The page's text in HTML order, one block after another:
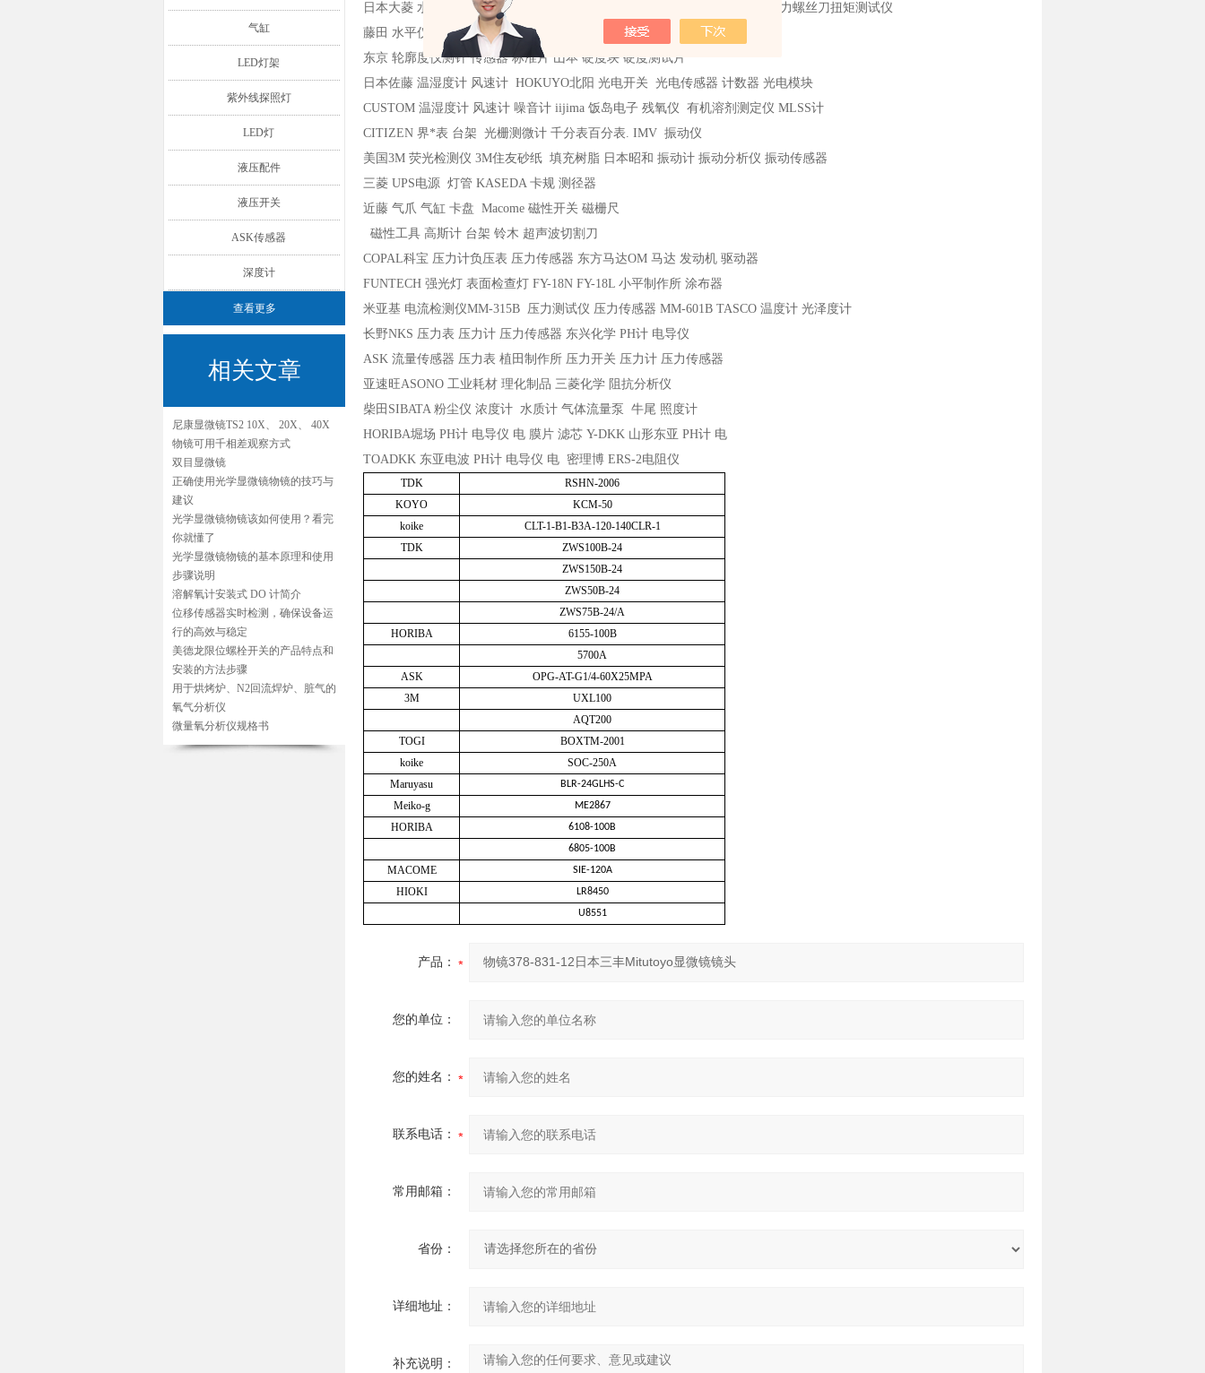
气缸
LED灯架
紫外线探照灯
LED灯
液压配件
液压开关
ASK传感器
深度计
查看更多
相关文章
尼康显微镜TS2 10X、 20X、 40X
物镜可用千相差观察方式
双目显微镜
正确使用光学显微镜物镜的技巧与
建议
光学显微镜物镜该如何使用？看完
你就懂了
光学显微镜物镜的基本原理和使用
步骤说明
溶解氧计安装式 DO 计简介
位移传感器实时检测，确保设备运
行的高效与稳定
美德龙限位螺栓开关的产品特点和
安装的方法步骤
用于烘烤炉、N2回流焊炉、脏气的
氧气分析仪
微量氧分析仪规格书
日本大菱 水平仪 偏摆仪 直角规 直尺 CEDAR杉崎 数显扭力扳手 扭力计 扭力螺丝刀扭矩测试仪
藤田 水平仪直角定规 TOHNICHI东日 扭力扳手 扭力测试仪 螺丝刀
东京 轮廓度仪测针 传感器 标准片 山本 硬度块 硬度测试片
日本佐藤 温湿度计 风速计 HOKUYO北阳 光电开关 光电传感器 计数器 光电模块
CUSTOM 温湿度计 风速计 噪音计 iijima 饭岛电子 残氧仪 有机溶剂测定仪 MLSS计
CITIZEN 界*表 台架 光栅测微计 千分表百分表. IMV 振动仪
美国3M 荧光检测仪 3M住友砂纸 填充树脂 日本昭和 振动计 振动分析仪 振动传感器
三菱 UPS电源 灯管 KASEDA 卡规 测径器
近藤 气爪 气缸 卡盘 Macome 磁性开关 磁栅尺
磁性工具 高斯计 台架 铃木 超声波切割刀
COPAL科宝 压力计负压表 压力传感器 东方马达OM 马达 发动机 驱动器
FUNTECH 强光灯 表面检查灯 FY-18N FY-18L 小平制作所 涂布器
米亚基 电流检测仪MM-315B 压力测试仪 压力传感器 MM-601B TASCO 温度计 光泽度计
长野NKS 压力表 压力计 压力传感器 东兴化学 PH计 电导仪
ASK 流量传感器 压力表 植田制作所 压力开关 压力计 压力传感器
亚速旺ASONO 工业耗材 理化制品 三菱化学 阻抗分析仪
柴田SIBATA 粉尘仪 浓度计 水质计 气体流量泵 牛尾 照度计
HORIBA堀场 PH计 电导仪 电 膜片 滤芯 Y-DKK 山形东亚 PH计 电
TOADKK 东亚电波 PH计 电导仪 电 密理博 ERS-2电阻仪
TDK
RSHN-2006
KOYO
KCM-50
koike
CLT-1-B1-B3A-120-140CLR-1
TDK
ZWS100B-24
ZWS150B-24
ZWS50B-24
ZWS75B-24/A
HORIBA
6155-100B
5700A
ASK
OPG-AT-G1/4-60X25MPA
3M
UXL100
AQT200
TOGI
BOXTM-2001
koike
SOC-250A
Maruyasu
BLR-24GLHS-C
Meiko-g ME2867
HORIBA
6108-100B
6805-100B
MACOME SIE-120A
HIOKI
LR8450
U8551
产品：
您的单位：
您的姓名：
联系电话：
常用邮箱：
省份：
详细地址：
补充说明：